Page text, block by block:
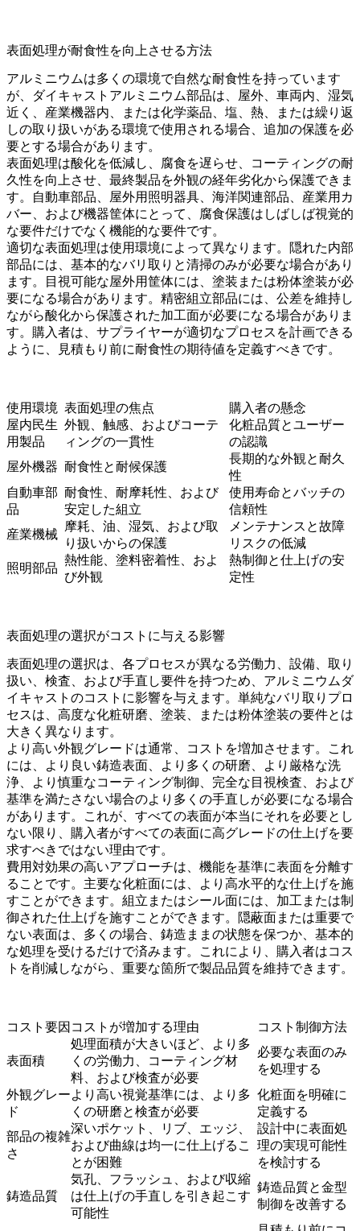
表面処理が耐食性を向上させる方法
アルミニウムは多くの環境で自然な耐食性を持っています
が、ダイキャストアルミニウム部品は、屋外、車両内、湿気
近く、産業機器内、または化学薬品、塩、熱、または繰り返
しの取り扱いがある環境で使用される場合、追加の保護を必
要とする場合があります。
表面処理は酸化を低減し、腐食を遅らせ、コーティングの耐
久性を向上させ、最終製品を外観の経年劣化から保護できま
す。自動車部品、屋外用照明器具、海洋関連部品、産業用カ
バー、および機器筐体にとって、腐食保護はしばしば視覚的
な要件だけでなく機能的な要件です。
適切な表面処理は使用環境によって異なります。隠れた内部
部品には、基本的なバリ取りと清掃のみが必要な場合があり
ます。目視可能な屋外用筐体には、塗装または粉体塗装が必
要になる場合があります。精密組立部品には、公差を維持し
ながら酸化から保護された加工面が必要になる場合がありま
す。購入者は、サプライヤーが適切なプロセスを計画できる
ように、見積もり前に耐食性の期待値を定義すべきです。
使用環境 表面処理の焦点
購入者の懸念
屋内民生
用製品
外観、触感、およびコーテ
ィングの一貫性
化粧品質とユーザー
の認識
屋外機器 耐食性と耐候保護
長期的な外観と耐久
性
自動車部
品
耐食性、耐摩耗性、および
安定した組立
使用寿命とバッチの
信頼性
産業機械
摩耗、油、湿気、および取
り扱いからの保護
メンテナンスと故障
リスクの低減
照明部品
熱性能、塗料密着性、およ
び外観
熱制御と仕上げの安
定性
表面処理の選択がコストに与える影響
表面処理の選択は、各プロセスが異なる労働力、設備、取り
扱い、検査、および手直し要件を持つため、アルミニウムダ
イキャストのコストに影響を与えます。単純なバリ取りプロ
セスは、高度な化粧研磨、塗装、または粉体塗装の要件とは
大きく異なります。
より高い外観グレードは通常、コストを増加させます。これ
には、より良い鋳造表面、より多くの研磨、より厳格な洗
浄、より慎重なコーティング制御、完全な目視検査、および
基準を満たさない場合のより多くの手直しが必要になる場合
があります。これが、すべての表面が本当にそれを必要とし
ない限り、購入者がすべての表面に高グレードの仕上げを要
求すべきではない理由です。
費用対効果の高いアプローチは、機能を基準に表面を分離す
ることです。主要な化粧面には、より高水平的な仕上げを施
すことができます。組立またはシール面には、加工または制
御された仕上げを施すことができます。隠蔽面または重要で
ない表面は、多くの場合、鋳造ままの状態を保つか、基本的
な処理を受けるだけで済みます。これにより、購入者はコス
トを削減しながら、重要な箇所で製品品質を維持できます。
コスト要因 コストが増加する理由 コスト制御方法
表面積
処理面積が大きいほど、より多
くの労働力、コーティング材
料、および検査が必要
必要な表面のみ
を処理する
外観グレー
ド
より高い視覚基準には、より多
くの研磨と検査が必要
化粧面を明確に
定義する
部品の複雑
さ
深いポケット、リブ、エッジ、
および曲線は均一に仕上げるこ
とが困難
設計中に表面処
理の実現可能性
を検討する
鋳造品質
気孔、フラッシュ、および収縮
は仕上げの手直しを引き起こす
可能性
鋳造品質と金型
制御を改善する